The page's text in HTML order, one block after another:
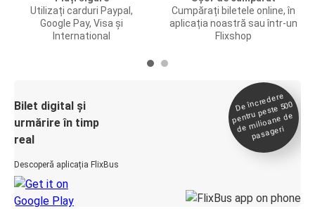
Utilizați carduri Paypal,
Google Pay, Visa și
International
Cumpărați biletele online, în
aplicația noastră sau într-un
Flixshop
Bilet digital și
urmărire în timp
real
Descoperă aplicația FlixBus
De încredere
pentru peste 500
de
milioane de
pasageri